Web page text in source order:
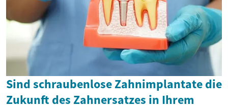
Sind schraubenlose Zahnimplantate die
Zukunft des Zahnersatzes in Ihrem